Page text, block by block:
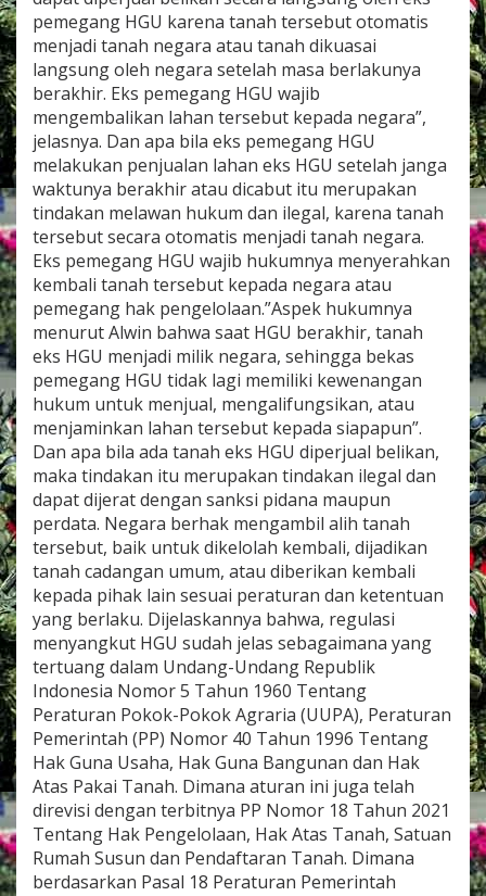
pemegang HGU karena tanah tersebut otomatis
menjadi tanah negara atau tanah dikuasai
langsung oleh negara setelah masa berlakunya
berakhir. Eks pemegang HGU wajib
mengembalikan lahan tersebut kepada negara”,
jelasnya. Dan apa bila eks pemegang HGU
melakukan penjualan lahan eks HGU setelah janga
waktunya berakhir atau dicabut itu merupakan
tindakan melawan hukum dan ilegal, karena tanah
tersebut secara otomatis menjadi tanah negara.
Eks pemegang HGU wajib hukumnya menyerahkan
kembali tanah tersebut kepada negara atau
pemegang hak pengelolaan.”Aspek hukumnya
menurut Alwin bahwa saat HGU berakhir, tanah
eks HGU menjadi milik negara, sehingga bekas
pemegang HGU tidak lagi memiliki kewenangan
hukum untuk menjual, mengalifungsikan, atau
menjaminkan lahan tersebut kepada siapapun”.
Dan apa bila ada tanah eks HGU diperjual belikan,
maka tindakan itu merupakan tindakan ilegal dan
dapat dijerat dengan sanksi pidana maupun
perdata. Negara berhak mengambil alih tanah
tersebut, baik untuk dikelolah kembali, dijadikan
tanah cadangan umum, atau diberikan kembali
kepada pihak lain sesuai peraturan dan ketentuan
yang berlaku. Dijelaskannya bahwa, regulasi
menyangkut HGU sudah jelas sebagaimana yang
tertuang dalam Undang-Undang Republik
Indonesia Nomor 5 Tahun 1960 Tentang
Peraturan Pokok-Pokok Agraria (UUPA), Peraturan
Pemerintah (PP) Nomor 40 Tahun 1996 Tentang
Hak Guna Usaha, Hak Guna Bangunan dan Hak
Atas Pakai Tanah. Dimana aturan ini juga telah
direvisi dengan terbitnya PP Nomor 18 Tahun 2021
Tentang Hak Pengelolaan, Hak Atas Tanah, Satuan
Rumah Susun dan Pendaftaran Tanah. Dimana
berdasarkan Pasal 18 Peraturan Pemerintah